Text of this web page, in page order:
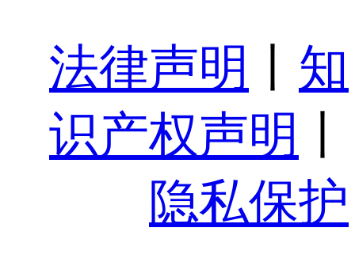
法律声明
知
识产权声明
隐私保护